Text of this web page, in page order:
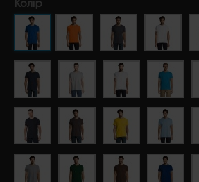
Колір